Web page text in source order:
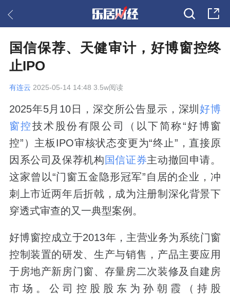
国信保荐、天健审计，好博窗控终
止IPO
有连云 2025-05-14 14:48 3.5w阅读
2025年5月10日，深交所公告显示，深圳好博
窗控技术股份有限公司（以下简称“好博窗
控”）主板IPO审核状态变更为“终止”，直接原
因系公司及保荐机构 国信证券主动撤回申请。
这家曾以“门窗五金隐形冠军”自居的企业，冲
刺上市近两年后折戟，成为注册制深化背景下
穿透式审查的又一典型案例。
好博窗控成立于2013年，主营业务为系统门窗
控制装置的研发、生产与销售，产品主要应用
于房地产新房门窗、存量房二次装修及自建房
市场。公司控股股东为孙朝霞（持股